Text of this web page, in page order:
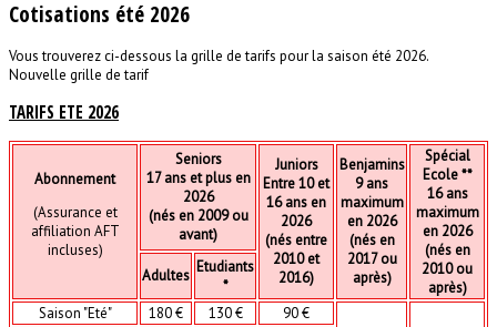
Cotisations été 2026
Vous trouverez ci-dessous la grille de tarifs pour la saison été 2026.
Nouvelle grille de tarif
TARIFS ETE 2026
Abonnement
(Assurance et
affiliation AFT
incluses)
Seniors
17 ans et plus en
2026
(nés en 2009 ou
avant)
Juniors
Entre 10 et
16 ans en
2026
(nés entre
2010 et
2016)
Benjamins
9 ans
maximum
en 2026
(nés en
2017 ou
après)
Spécial
Ecole **
16 ans
maximum
en 2026
(nés en
2010 ou
après)
Adultes Etudiants
*
Saison "Eté"
180 € 130 € 90 €